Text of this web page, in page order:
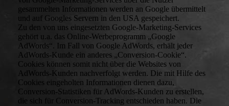
gesammelten Informationen werden an Google übermittelt
und auf Googles Servern in den USA gespeichert.
Zu den von uns eingesetzten Google-Marketing-Services
gehört u.a. das Online-Werbeprogramm „Google
AdWords“. Im Fall von Google AdWords, erhält jeder
AdWords-Kunde ein anderes „Conversion-Cookie“.
Cookies können somit nicht über die Websites von
AdWords-Kunden nachverfolgt werden. Die mit Hilfe des
Cookies eingeholten Informationen dienen dazu,
Conversion-Statistiken für AdWords-Kunden zu erstellen,
die sich für Conversion-Tracking entschieden haben. Die